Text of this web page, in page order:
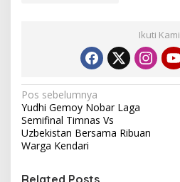
Ikuti Kami
N
a
v
i
g
Pos sebelumnya
Yudhi Gemoy Nobar Laga
Semifinal Timnas Vs
Uzbekistan Bersama Ribuan
Warga Kendari
Related Posts